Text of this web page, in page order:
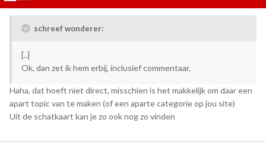
schreef wonderer:
[..]
Ok, dan zet ik hem erbij, inclusief commentaar.
Haha, dat hoeft niet direct, misschien is het makkelijk om daar een
apart topic van te maken (of een aparte categorie op jou site)
Uit de schatkaart kan je zo ook nog zo vinden